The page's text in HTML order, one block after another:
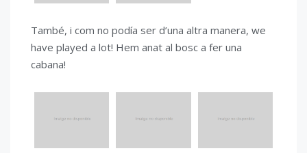
També, i com no podía ser d’una altra manera, we
have played a lot! Hem anat al bosc a fer una
cabana!